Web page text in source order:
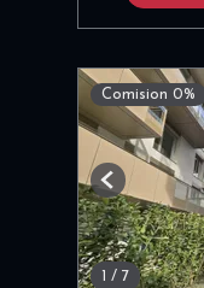
Comision 0%
1 / 7
Previous